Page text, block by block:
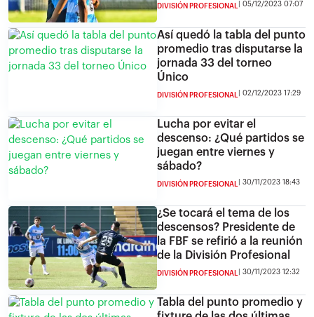
DIVISIÓN PROFESIONAL 05/12/2023 07:07
Así quedó la tabla del punto
promedio tras disputarse la
jornada 33 del torneo
Único
DIVISIÓN PROFESIONAL 02/12/2023 17:29
Lucha por evitar el
descenso: ¿Qué partidos se
juegan entre viernes y
sábado?
DIVISIÓN PROFESIONAL 30/11/2023 18:43
¿Se tocará el tema de los
descensos? Presidente de
la FBF se refirió a la reunión
de la División Profesional
DIVISIÓN PROFESIONAL 30/11/2023 12:32
Tabla del punto promedio y